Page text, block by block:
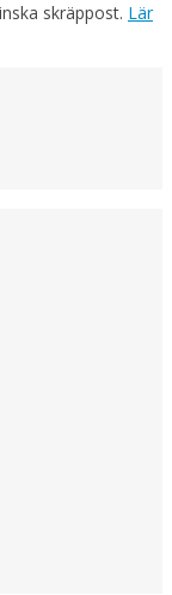
skräppost. Lär